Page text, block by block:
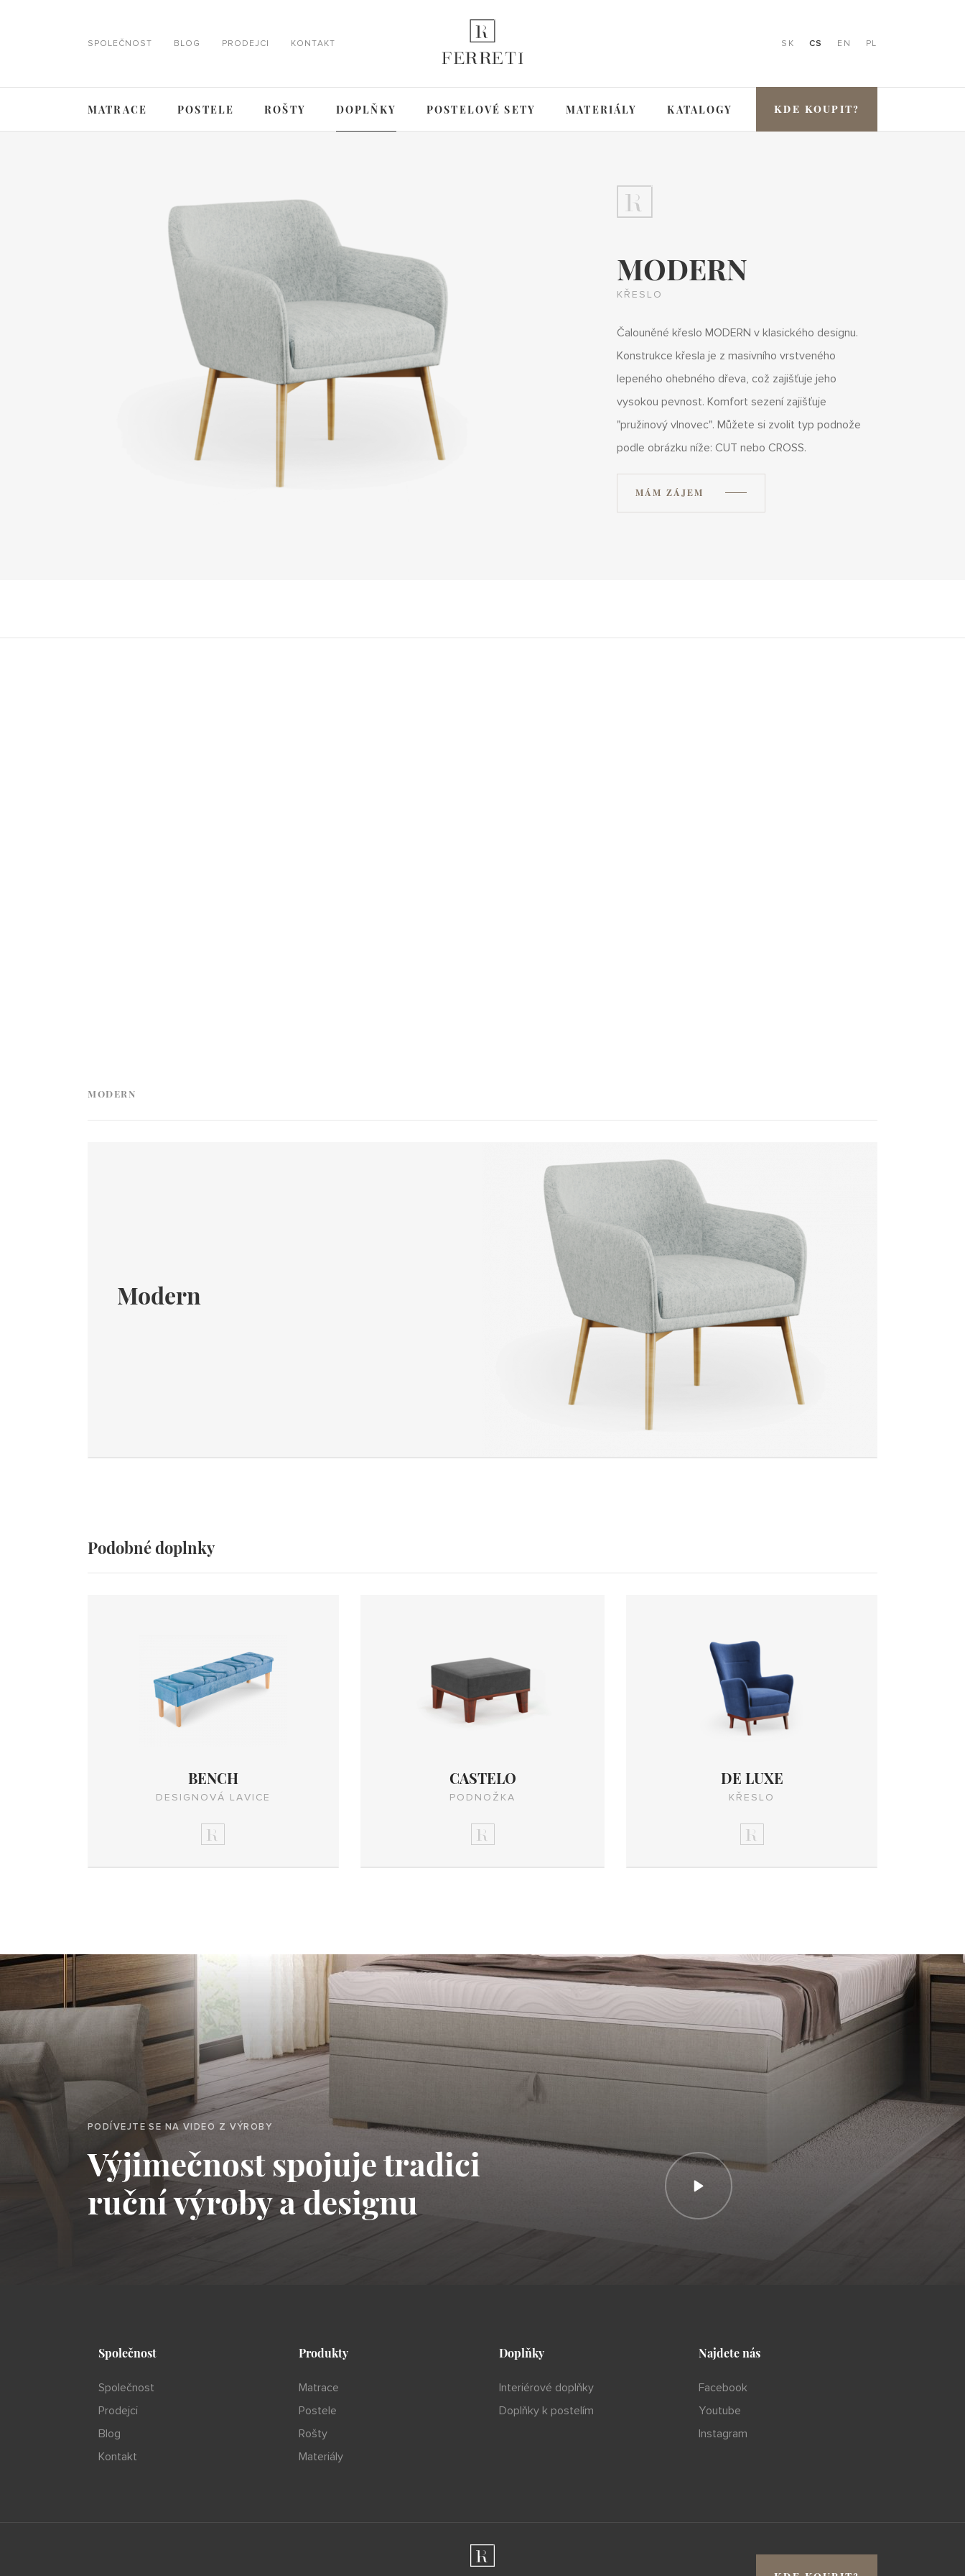
SPOLEČNOST BLOG PRODEJCI KONTAKT SK CS EN PL
MATRACE POSTELE ROŠTY DOPLŇKY POSTELOVÉ SETY MATERIÁLY KATALOGY KDE KOUPIT?
MODERN
KŘESLO
Čalouněné křeslo MODERN v klasického designu.
Konstrukce křesla je z masivního vrstveného
lepeného ohebného dřeva, což zajišťuje jeho
vysokou pevnost. Komfort sezení zajišťuje
"pružinový vlnovec". Můžete si zvolit typ podnože
podle obrázku níže: CUT nebo CROSS.
MÁM ZÁJEM
MODERN
Modern
Podobné doplnky
BENCH
DESIGNOVÁ LAVICE
CASTELO
PODNOŽKA
DE LUXE
KŘESLO
PODÍVEJTE SE NA VIDEO Z VÝROBY
Výjimečnost spojuje tradici
ruční výroby a designu
Společnost
Společnost
Prodejci
Blog
Kontakt
Produkty
Matrace
Postele
Rošty
Materiály
Doplňky
Interiérové doplňky
Doplňky k postelím
Najdete nás
Facebook
Youtube
Instagram